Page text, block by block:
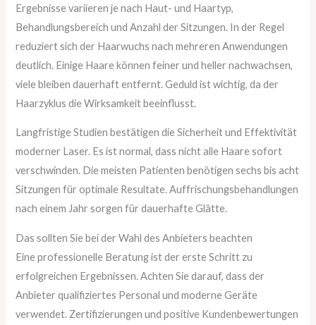
Ergebnisse variieren je nach Haut- und Haartyp,
Behandlungsbereich und Anzahl der Sitzungen. In der Regel
reduziert sich der Haarwuchs nach mehreren Anwendungen
deutlich. Einige Haare können feiner und heller nachwachsen,
viele bleiben dauerhaft entfernt. Geduld ist wichtig, da der
Haarzyklus die Wirksamkeit beeinflusst.
Langfristige Studien bestätigen die Sicherheit und Effektivität
moderner Laser. Es ist normal, dass nicht alle Haare sofort
verschwinden. Die meisten Patienten benötigen sechs bis acht
Sitzungen für optimale Resultate. Auffrischungsbehandlungen
nach einem Jahr sorgen für dauerhafte Glätte.
Das sollten Sie bei der Wahl des Anbieters beachten
Eine professionelle Beratung ist der erste Schritt zu
erfolgreichen Ergebnissen. Achten Sie darauf, dass der
Anbieter qualifiziertes Personal und moderne Geräte
verwendet. Zertifizierungen und positive Kundenbewertungen